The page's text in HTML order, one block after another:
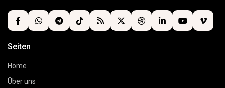
Seiten
Home
Über uns